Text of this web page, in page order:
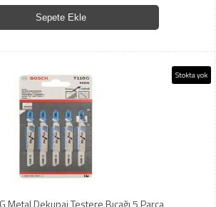
Sepete Ekle
Stokta yok
Metal Dekupaj Testere Bıçağı 5 Parça